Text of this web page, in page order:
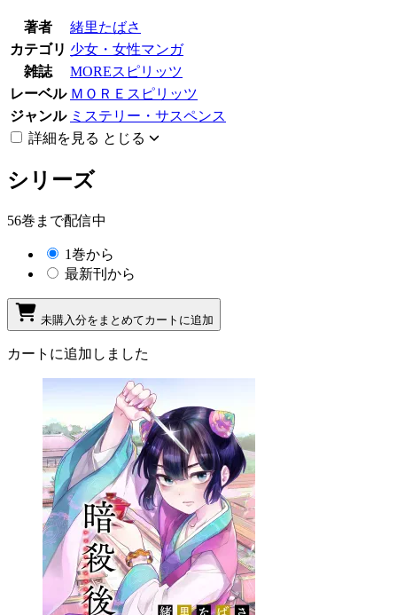
著者
緒里たばさ
カテゴリ 少女・女性マンガ
雑誌
MOREスピリッツ
レーベル ＭＯＲＥスピリッツ
ジャンル ミステリー・サスペンス
詳細を見る とじる
シリーズ
56巻まで配信中
1巻から
最新刊から
未購入分をまとめてカートに追加
カートに追加しました